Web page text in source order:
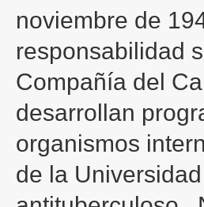
noviembre de
responsabilidad
Compañía del
desarrollan
organismos
de la